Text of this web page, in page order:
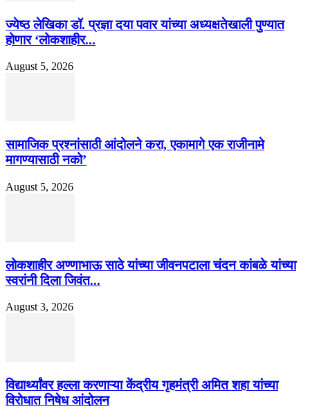
ज्येष्ठ लेखिका डॉ. प्रज्ञा दया पवार यांच्या अध्यक्षतेखाली पुण्यात
होणार ‘लोकशाहीर...
August 5, 2026
सामाजिक प्रश्नांसाठी आंदोलने करा, एकामागे एक राजीनामे
मागण्यासाठी नको’
August 5, 2026
लोकशाहीर अण्णाभाऊ साठे यांच्या जीवनपटाला चंदन कांबळे यांच्या
स्वरांनी दिला जिवंत...
August 3, 2026
विद्यार्थ्यांवर हल्ला करणाऱ्या केंद्रीय गृहमंत्री अमित शहा यांच्या
विरोधात निषेध आंदोलन